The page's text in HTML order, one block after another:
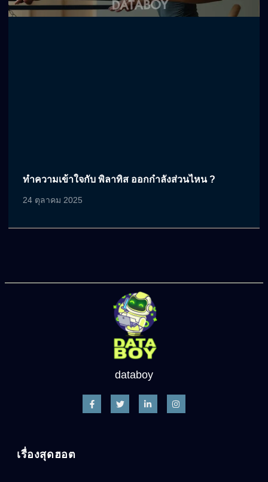
ทำความเข้าใจกับ พิลาทิส ออกกำลังส่วนไหน ?
24 ตุลาคม 2025
databoy
เรื่องสุดฮอต